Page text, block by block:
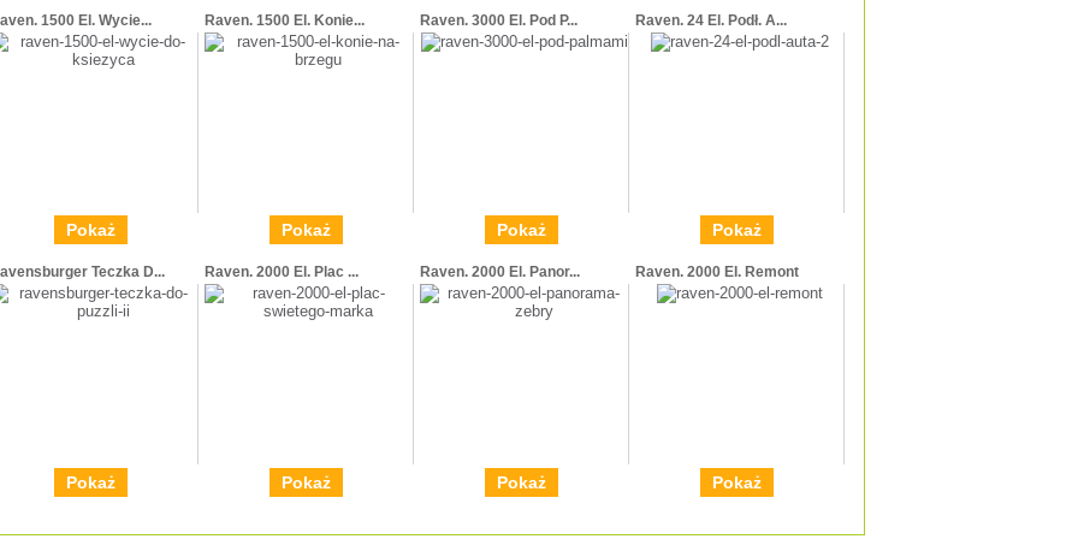
1500 El. Wycie...
Pokaż
Raven. 1500 El. Konie...
Pokaż
Raven. 3000 El. Pod P...
Pokaż
Raven. 24 El. Podł. A...
Pokaż
Teczka D...
Pokaż
Raven. 2000 El. Plac ...
Pokaż
Raven. 2000 El. Panor...
Pokaż
Raven. 2000 El. Remont
Pokaż